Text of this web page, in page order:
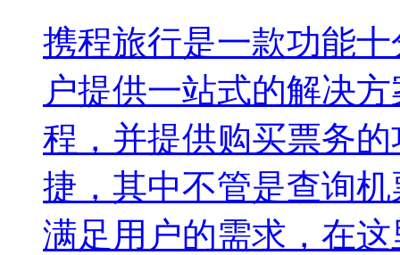
携程旅行是一款功能
户提供一站式的解决
程，并提供购买票务
捷，其中不管是查询
满足用户的需求，在